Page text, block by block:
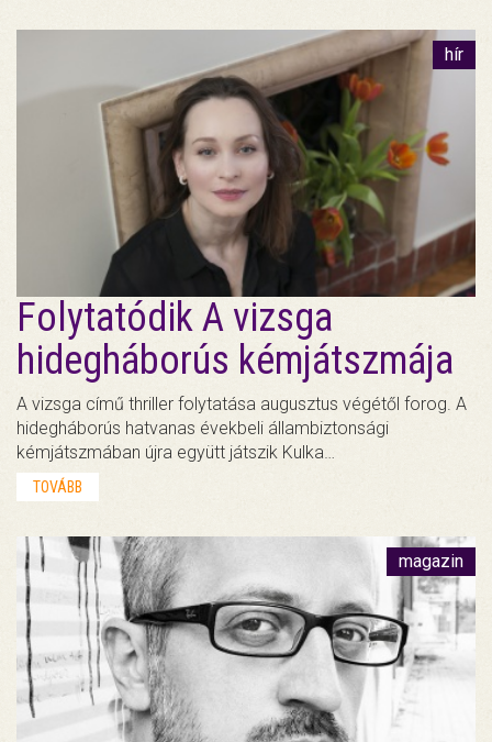
hír
Folytatódik A vizsga
hidegháborús kémjátszmája
A vizsga című thriller folytatása augusztus végétől forog. A
hidegháborús hatvanas évekbeli állambiztonsági
kémjátszmában újra együtt játszik Kulka…
TOVÁBB
magazin